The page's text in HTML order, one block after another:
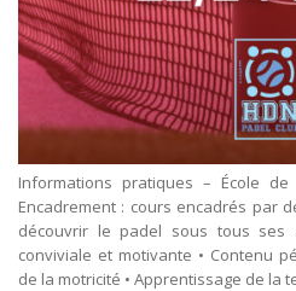
Informations pratiques – École
Encadrement : cours encadrés par
découvrir le padel sous tous ses
conviviale et motivante • Contenu
de la motricité • Apprentissage de la